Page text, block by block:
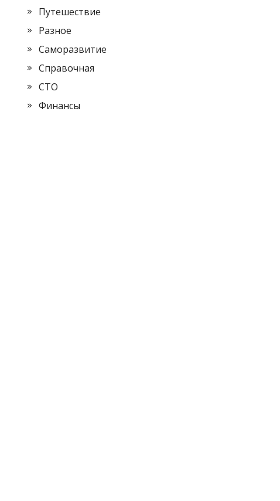
Путешествие
Разное
Саморазвитие
Справочная
СТО
Финансы